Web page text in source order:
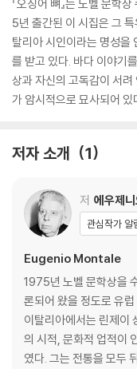
『오징어 뼈』는 노벨 문학
5년 출간된 이 시집은 그
탈리아 시인이라는 명성을
를 받고 있다. 바다 이야기
상과 자신의 고독감이 서
가 암시적으로 묘사되어 있
저자 소개 1
저 에우제
관심작가 알
Eugenio Montale
1975년 노벨 문학상을
론되어 왔을 정도로 유
이탈리아에서는 린제이
의 시적, 문화적 업적이
였다. 그는 전통을 모두 뒤엎고 개혁 정신을 고취하려는 미래주의나